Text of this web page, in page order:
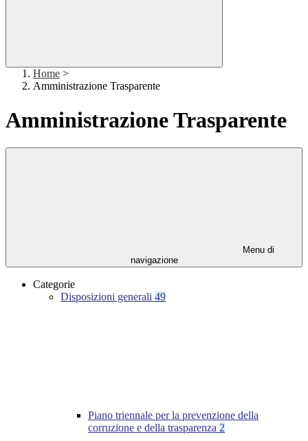
Home >
Amministrazione Trasparente
Amministrazione Trasparente
Menu di
navigazione
Categorie
Disposizioni generali 49
Piano triennale per la prevenzione della
corruzione e della trasparenza 2